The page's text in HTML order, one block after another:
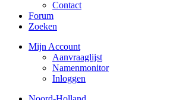
Contact
Forum
Zoeken
Mijn Account
Aanvraaglijst
Namenmonitor
Inloggen